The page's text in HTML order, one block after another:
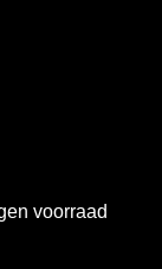
voorraad